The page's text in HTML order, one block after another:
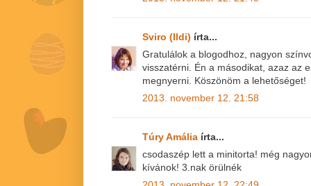
Sviro (Ildi) írta...
Gratulálok a blogodhoz, nagyon
visszatérni. Én a másodikat, azaz az
megnyerni. Köszönöm a lehetőséget!
2013. november 12. 21:58
Túry Amália írta...
csodaszép lett a minitorta! még
kívánok! 3.nak örülnék